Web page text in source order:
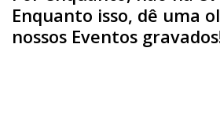
Enquanto isso, dê uma
nossos Eventos